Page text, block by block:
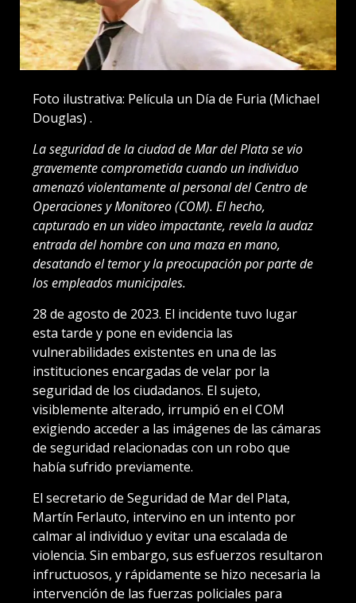
Foto ilustrativa: Película un Día de Furia (Michael
Douglas) .
La seguridad de la ciudad de Mar del Plata se vio
gravemente comprometida cuando un individuo
amenazó violentamente al personal del Centro de
Operaciones y Monitoreo (COM). El hecho,
capturado en un video impactante, revela la audaz
entrada del hombre con una maza en mano,
desatando el temor y la preocupación por parte de
los empleados municipales.
28 de agosto de 2023. El incidente tuvo lugar
esta tarde y pone en evidencia las
vulnerabilidades existentes en una de las
instituciones encargadas de velar por la
seguridad de los ciudadanos. El sujeto,
visiblemente alterado, irrumpió en el COM
exigiendo acceder a las imágenes de las cámaras
de seguridad relacionadas con un robo que
había sufrido previamente.
El secretario de Seguridad de Mar del Plata,
Martín Ferlauto, intervino en un intento por
calmar al individuo y evitar una escalada de
violencia. Sin embargo, sus esfuerzos resultaron
infructuosos, y rápidamente se hizo necesaria la
intervención de las fuerzas policiales para